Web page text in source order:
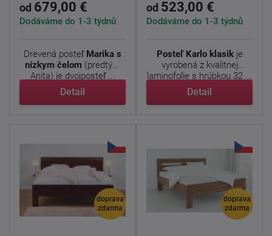
od 679,00 €
Dodáváme do 1-3 týdnů
Drevená posteľ Marika s
nízkym čelom (predtým
Anita) je dvojposteľ ...
Detail
od 523,00 €
Dodáváme do 1-3 týdnů
Posteľ Karlo klasikje
vyrobená z kvalitnej
laminofolie s hrúbkou 32 ...
Detail
doprava
zdarma
doprava
zdarma